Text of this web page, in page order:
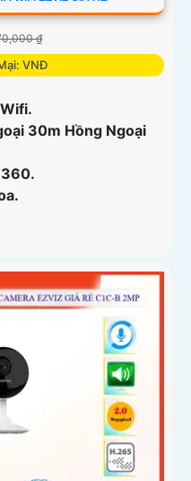
₫
VNĐ
30m Hồng Ngoại